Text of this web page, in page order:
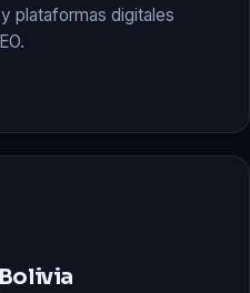
plataformas digitales